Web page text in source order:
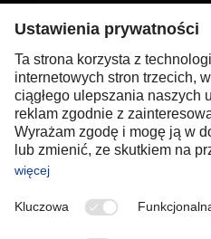
Romania
Slovakia
Spain
Sweden
Switzerland